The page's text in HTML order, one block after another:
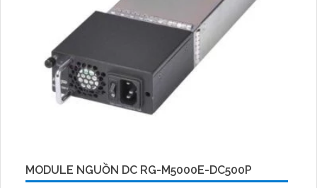
MODULE NGUỒN DC RG-M5000E-DC500P